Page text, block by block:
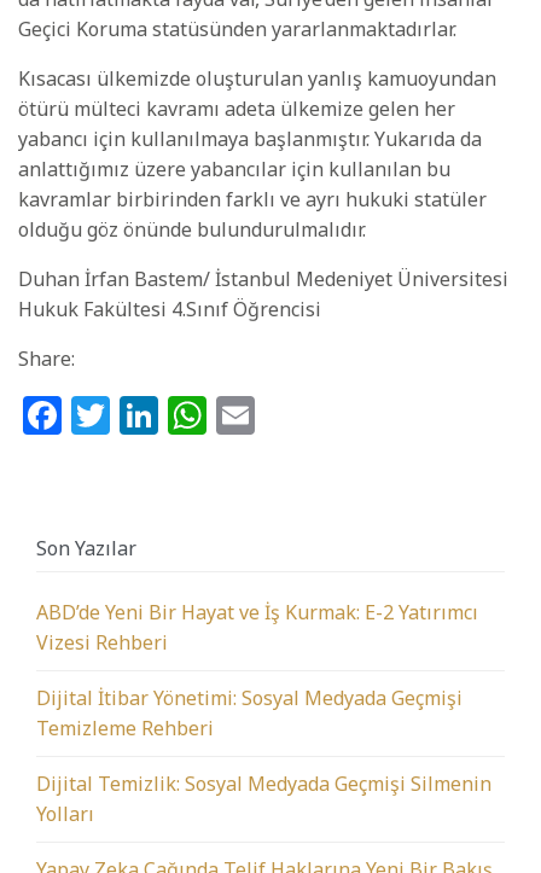
Geçici Koruma statüsünden yararlanmaktadırlar.
Kısacası ülkemizde oluşturulan yanlış kamuoyundan
ötürü mülteci kavramı adeta ülkemize gelen her
yabancı için kullanılmaya başlanmıştır. Yukarıda da
anlattığımız üzere yabancılar için kullanılan bu
kavramlar birbirinden farklı ve ayrı hukuki statüler
olduğu göz önünde bulundurulmalıdır.
Duhan İrfan Bastem/ İstanbul Medeniyet Üniversitesi
Hukuk Fakültesi 4.Sınıf Öğrencisi
Share:
Facebook
Twitter
LinkedIn
WhatsApp
Son Yazılar
ABD’de Yeni Bir Hayat ve İş Kurmak: E-2 Yatırımcı
Vizesi Rehberi
Dijital İtibar Yönetimi: Sosyal Medyada Geçmişi
Temizleme Rehberi
Dijital Temizlik: Sosyal Medyada Geçmişi Silmenin
Yolları